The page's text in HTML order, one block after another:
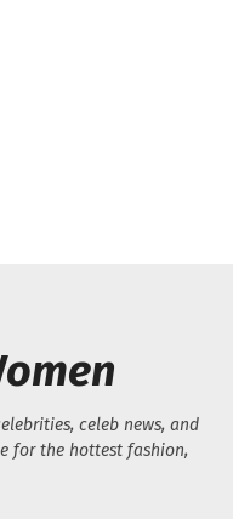
celeb news, and
for the hottest fashion,